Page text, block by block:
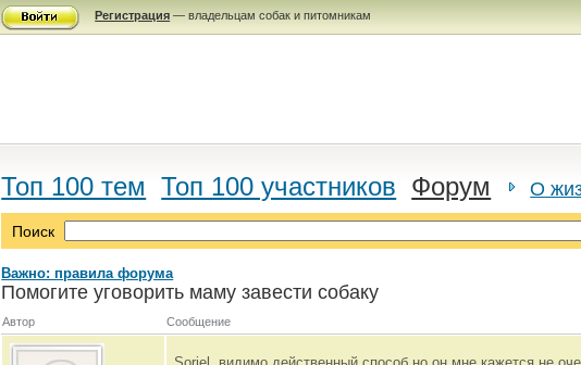
Регистрация — владельцам собак и питомникам
Топ 100 тем Топ 100 участников Форум О
Поиск
Важно: правила форума
Помогите уговорить маму завести собаку
Автор Сообщение